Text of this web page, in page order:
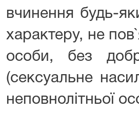
вчинення будь-
характеру, не
особи, без
(сексуальне
неповнолітньої